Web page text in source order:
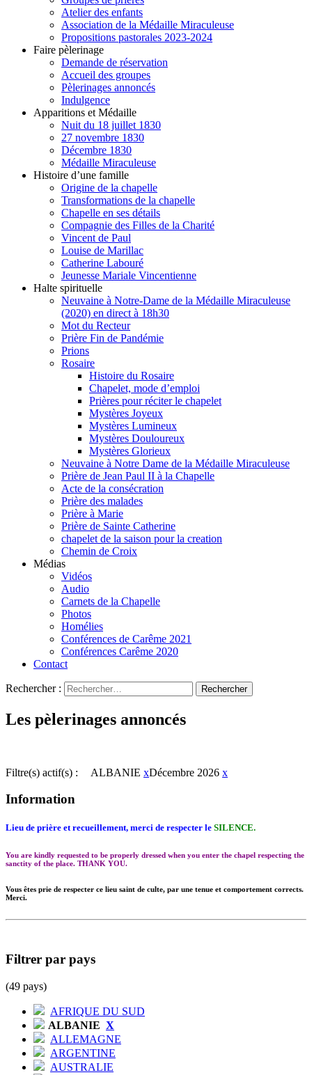
Atelier des enfants
Association de la Médaille Miraculeuse
Propositions pastorales 2023-2024
Faire pèlerinage
Demande de réservation
Accueil des groupes
Pèlerinages annoncés
Indulgence
Apparitions et Médaille
Nuit du 18 juillet 1830
27 novembre 1830
Décembre 1830
Médaille Miraculeuse
Histoire d’une famille
Origine de la chapelle
Transformations de la chapelle
Chapelle en ses détails
Compagnie des Filles de la Charité
Vincent de Paul
Louise de Marillac
Catherine Labouré
Jeunesse Mariale Vincentienne
Halte spirituelle
Neuvaine à Notre-Dame de la Médaille Miraculeuse
(2020) en direct à 18h30
Mot du Recteur
Prière Fin de Pandémie
Prions
Rosaire
Histoire du Rosaire
Chapelet, mode d’emploi
Prières pour réciter le chapelet
Mystères Joyeux
Mystères Lumineux
Mystères Douloureux
Mystères Glorieux
Neuvaine à Notre Dame de la Médaille Miraculeuse
Prière de Jean Paul II à la Chapelle
Acte de la consécration
Prière des malades
Prière à Marie
Prière de Sainte Catherine
chapelet de la saison pour la creation
Chemin de Croix
Médias
Vidéos
Audio
Carnets de la Chapelle
Photos
Homélies
Conférences de Carême 2021
Conférences Carême 2020
Contact
Rechercher :
Les pèlerinages annoncés
Filtre(s) actif(s) : ALBANIE xDécembre 2026 x
Information
Lieu de prière et recueillement, merci de respecter le SILENCE.
You are kindly requested to be properly dressed when you enter the chapel respecting the
sanctity of the place. THANK YOU.
Vous êtes prie de respecter ce lieu saint de culte, par une tenue et comportement corrects.
Merci.
Filtrer par pays
(49 pays)
AFRIQUE DU SUD
ALBANIE X
ALLEMAGNE
ARGENTINE
AUSTRALIE